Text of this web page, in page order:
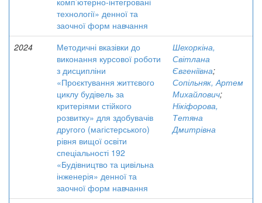
технології» денної та
заочної форм навчання
2024
Методичні вказівки до
виконання курсової роботи
з дисципліни
«Проєктування життєвого
циклу будівель за
критеріями стійкого
розвитку» для здобувачів
другого (магістерського)
рівня вищої освіти
спеціальності 192
«Будівництво та цивільна
інженерія» денної та
заочної форм навчання
Шехоркіна,
Світлана
Євгеніївна;
Сопільняк, Артем
Михайлович;
Нікіфорова,
Тетяна
Дмитрівна